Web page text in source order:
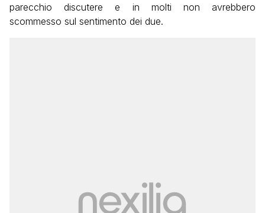
parecchio discutere e in molti non avrebbero
scommesso sul sentimento dei due.